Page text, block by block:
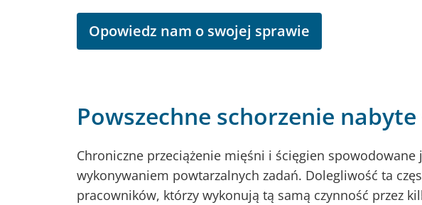
Opowiedz nam o swojej sprawie
Powszechne schorzenie
Chroniczne przeciążenie mięśni i ścięgien spowodowane
wykonywaniem powtarzalnych zadań. Dolegliwość ta
pracowników, którzy wykonują tą samą czynność przez